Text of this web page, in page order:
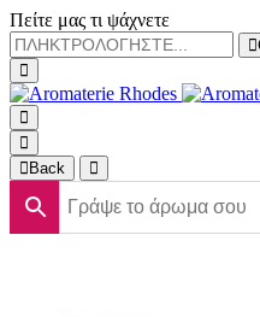
Πείτε μας τι ψάχνετε
Back